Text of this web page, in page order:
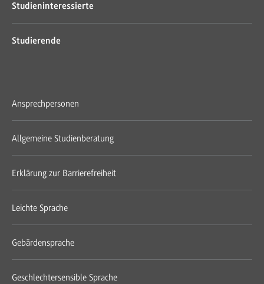
Studieninteressierte
Studierende
Ansprechpersonen
Allgemeine Studienberatung
Erklärung zur Barrierefreiheit
Leichte Sprache
Gebärdensprache
Geschlechtersensible Sprache